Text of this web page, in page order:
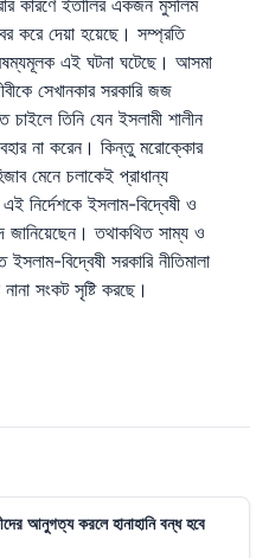
করে দেয়া হয়েছে। সম্প্রতি
এই ঘটনা ঘটেছে। আসমা
সেখানকার সরকারি জজ
তিনি যেন ইসলামী শালীন
না করেন। কিন্তু মরোক্কোর
মেনে চলাকেই প্রাধান্য
নির্দেশকে ইসলাম-বিদ্বেষী ও
জানিয়েছেন। তথাকথিত সাম্য ও
ইসলাম-বিদ্বেষী সরকারি নীতিমালা
সংকট সৃষ্টি করছে।
আনুগত্য করলে হানাহানি বন্ধ হবে